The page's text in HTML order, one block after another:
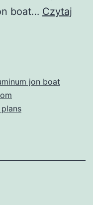
boat… Czytaj
jon boat